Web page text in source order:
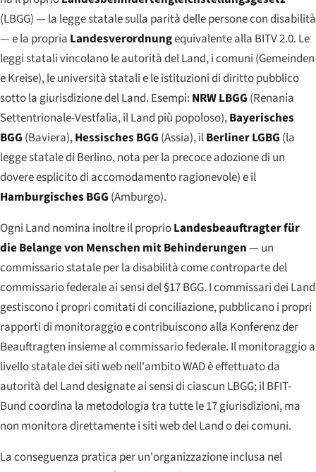
(LBGG) — la legge statale sulla parità delle persone con disabilità
— e la propria Landesverordnungequivalente alla BITV 2.0. Le
leggi statali vincolano le autorità del Land, i comuni (Gemeinden
eKreise), le università statali e le istituzioni di diritto pubblico
sotto la giurisdizione del Land. Esempi: NRW LBGG (Renania
Settentrionale-Vestfalia, il Land più popoloso),Bayerisches
BGG (Baviera),Hessisches BGG (Assia), ilBerliner LGBG (la
legge statale di Berlino, nota per la precoce adozione di un
dovere esplicito di accomodamento ragionevole) e il
Hamburgisches BGG (Amburgo).
Ogni Land nomina inoltre il proprioLandesbeauftragter für
die Belange von Menschen mit Behinderungen— un
commissario statale per la disabilità come controparte del
commissario federale ai sensi del §17 BGG. I commissari dei Land
gestiscono i propri comitati di conciliazione, pubblicano i propri
rapporti di monitoraggio e contribuiscono alla Konferenz der
Beauftragten insieme al commissario federale. Il monitoraggio a
livello statale dei siti web nell'ambito WAD è effettuato da
autorità del Land designate ai sensi di ciascun LBGG; il BFIT-
Bund coordina la metodologia tra tutte le 17 giurisdizioni, ma
non monitora direttamente i siti web del Land o dei comuni.
La conseguenza pratica per un'organizzazione inclusa nel